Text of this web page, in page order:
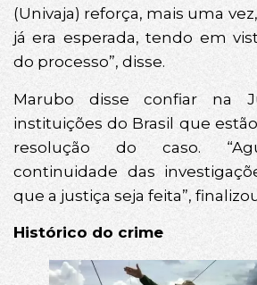
(Univaja) reforça, mais uma
já era esperada, tendo em
do processo”, disse.
Marubo disse confiar na
instituições do Brasil que
resolução do caso.
continuidade das
que a justiça seja feita”,
Histórico do crime